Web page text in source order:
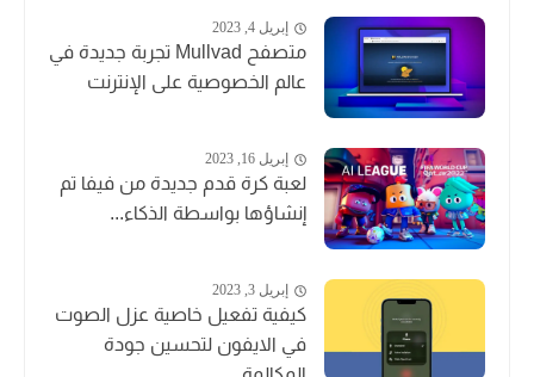
إبريل 4, 2023
متصفح Mullvad تجربة جديدة في
عالم الخصوصية على الإنترنت
إبريل 16, 2023
لعبة كرة قدم جديدة من فيفا تم
إنشاؤها بواسطة الذكاء...
إبريل 3, 2023
كيفية تفعيل خاصية عزل الصوت
في الايفون لتحسين جودة